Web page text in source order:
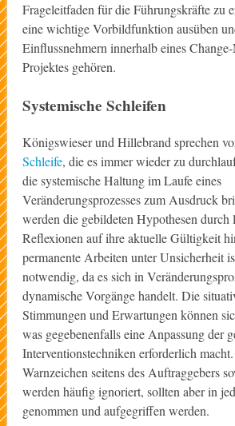
Frageleitfaden für die Führungskräfte zu
eine wichtige Vorbildfunktion ausüben
Einflussnehmern innerhalb eines
Projektes gehören.
Systemische Schleifen
Königswieser und Hillebrand sprechen
Schleife, die es immer wieder zu
die systemische Haltung im Laufe eines
Veränderungsprozesses zum Ausdruck
werden die gebildeten Hypothesen durch
Reflexionen auf ihre aktuelle Gültigkeit
permanente Arbeiten unter Unsicherheit
notwendig, da es sich in
dynamische Vorgänge handelt. Die
Stimmungen und Erwartungen können
was gegebenenfalls eine Anpassung der
Interventionstechniken erforderlich
Warnzeichen seitens des Auftraggebers
werden häufig ignoriert, sollten aber in
genommen und aufgegriffen werden.